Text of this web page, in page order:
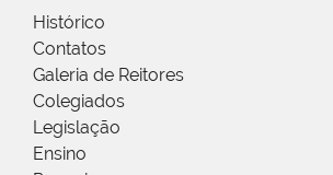
Histórico
Contatos
Galeria de Reitores
Colegiados
Legislação
Ensino